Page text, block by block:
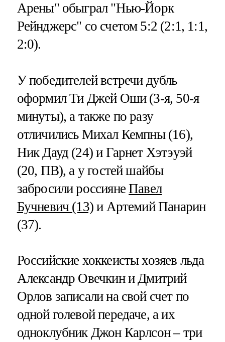
Арены" обыграл "Нью-Йорк
Рейнджерс" со счетом 5:2 (2:1, 1:1,
2:0).
У победителей встречи дубль
оформил Ти Джей Оши (3-я, 50-я
минуты), а также по разу
отличились Михал Кемпны (16),
Ник Дауд (24) и Гарнет Хэтэуэй
(20, ПВ), а у гостей шайбы
забросили россиянеПавел
Бучневич (13) и Артемий Панарин
(37).
Российские хоккеисты хозяев льда
Александр Овечкин и Дмитрий
Орлов записали на свой счет по
одной голевой передаче, а их
одноклубник Джон Карлсон – три